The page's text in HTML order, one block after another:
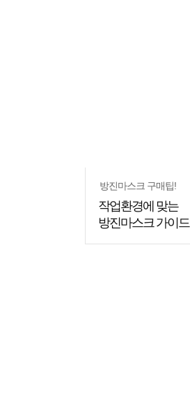
방진마스크 구매팁!
작업환경에 맞는
방진마스크 가이드